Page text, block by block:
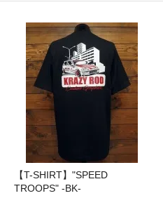
【T-SHIRT】"SPEED
TROOPS" -BK-